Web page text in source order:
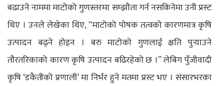
बढाउने नाममा माटोको गुणस्तरमा सम्झौता गर्न नसकिनेमा उनी प्रस्ट
थिए । उनले लेखेका थिए, “माटोको पोषक तत्वको कारणमात्र कृषि
उत्पादन बढ्ने होइन । बरु माटोको गुणलाई क्षति पुर्‍याउने
तौरतरिकाको कारण कृषि उत्पादन बढिरहेको छ ।” लेबिग पुँजीवादी
कृषि ‘डकैतीको प्रणाली’ मा निर्भर हुने मतमा प्रस्ट भए । संसारभरका